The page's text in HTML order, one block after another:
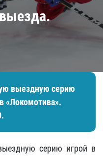
выездную серию
«Локомотива».
серию игрой в